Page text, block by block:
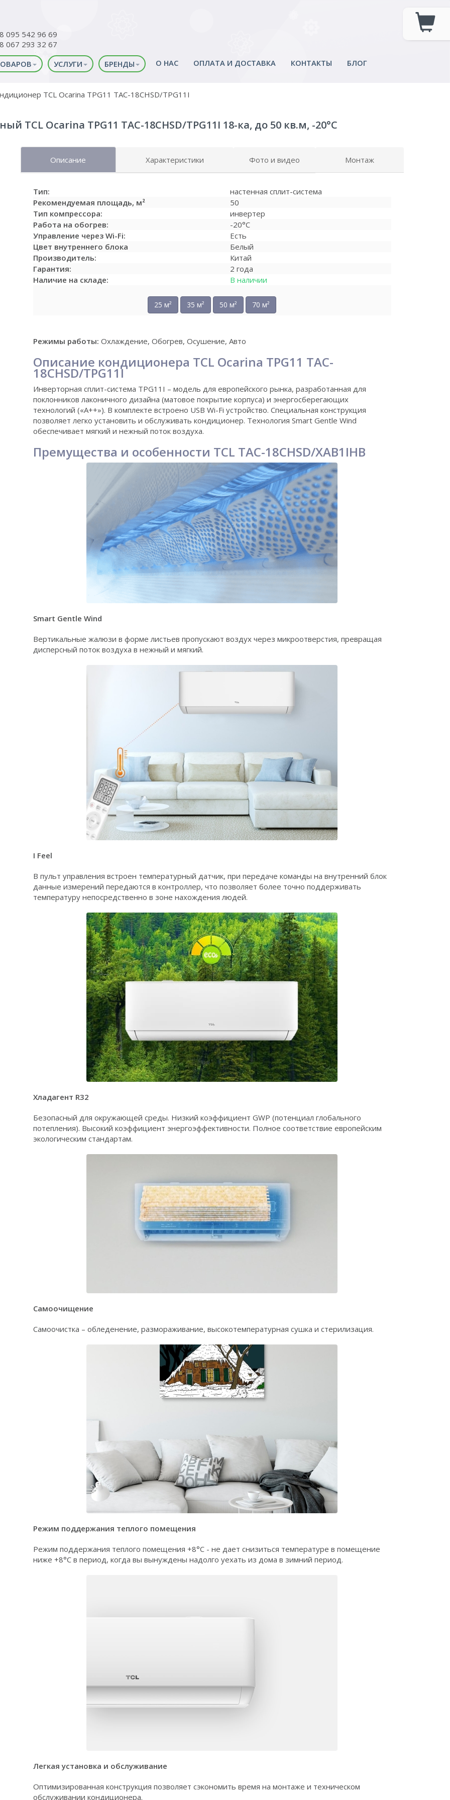
095 542 96 69
067 293 32 67
УСЛУГИ БРЕНДЫ О НАС ОПЛАТА И ДОСТАВКА КОНТАКТЫ БЛОГ
TCL Ocarina TPG11 TAC-18CHSD/TPG11I
TCL Ocarina TPG11 TAC-18CHSD/TPG11I 18-ка, до 50 кв.м, -20°C
Описание Характеристики Фото и видео Монтаж
Тип:
настенная сплит-система
Рекомендуемая площадь, м²
50
Тип компрессора:
инвертер
Работа на обогрев:
-20°C
Управление через Wi-Fi:
Есть
Цвет внутреннего блока
Белый
Производитель:
Китай
Гарантия:
2 года
Наличие на складе:
В наличии
25 м² 35 м² 50 м² 70 м²
Режимы работы: Охлаждение, Обогрев, Осушение, Авто
Описание кондиционера TCL Ocarina TPG11 TAC-
18CHSD/TPG11I
Инверторная сплит-система TPG11I – модель для европейского рынка, разработанная для
поклонников лаконичного дизайна (матовое покрытие корпуса) и энергосберегающих
технологий («А++»). В комплекте встроено USB Wi-Fi устройство. Специальная конструкция
позволяет легко установить и обслуживать кондиционер. Технология Smart Gentle Wind
обеспечивает мягкий и нежный поток воздуха.
Премущества и особенности TCL TAC-18CHSD/XAB1IHB
Smart Gentle Wind
Вертикальные жалюзи в форме листьев пропускают воздух через микроотверстия, превращая
дисперсный поток воздуха в нежный и мягкий.
I Feel
В пульт управления встроен температурный датчик, при передаче команды на внутренний блок
данные измерений передаются в контроллер, что позволяет более точно поддерживать
температуру непосредственно в зоне нахождения людей.
Хладагент R32
Безопасный для окружающей среды. Низкий коэффициент GWP (потенциал глобального
потепления). Высокий коэффициент энергоэффективности. Полное соответствие европейским
экологическим стандартам.
Самоочищение
Самоочистка – обледенение, размораживание, высокотемпературная сушка и стерилизация.
Режим поддержания теплого помещения
Режим поддержания теплого помещения +8°C - не дает снизиться температуре в помещение
ниже +8°C в период, когда вы вынуждены надолго уехать из дома в зимний период.
Легкая установка и обслуживание
Оптимизированная конструкция позволяет сэкономить время на монтаже и техническом
обслуживании кондиционера.